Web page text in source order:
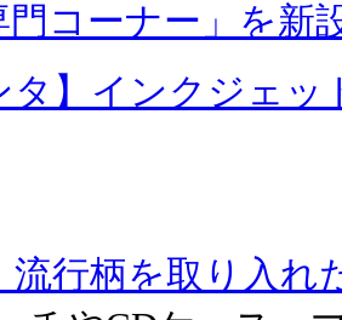
門コーナー」を新
タ】インクジェ
流行柄を取り入れ